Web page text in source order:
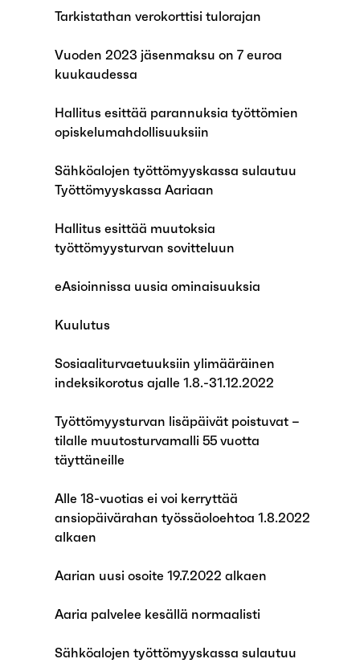
Tarkistathan verokorttisi tulorajan
Vuoden 2023 jäsenmaksu on 7 euroa
kuukaudessa
Hallitus esittää parannuksia työttömien
opiskelumahdollisuuksiin
Sähköalojen työttömyyskassa sulautuu
Työttömyyskassa Aariaan
Hallitus esittää muutoksia
työttömyysturvan sovitteluun
eAsioinnissa uusia ominaisuuksia
Kuulutus
Sosiaaliturvaetuuksiin ylimääräinen
indeksikorotus ajalle 1.8.-31.12.2022
Työttömyysturvan lisäpäivät poistuvat –
tilalle muutosturvamalli 55 vuotta
täyttäneille
Alle 18-vuotias ei voi kerryttää
ansiopäivärahan työssäoloehtoa 1.8.2022
alkaen
Aarian uusi osoite 19.7.2022 alkaen
Aaria palvelee kesällä normaalisti
Sähköalojen työttömyyskassa sulautuu